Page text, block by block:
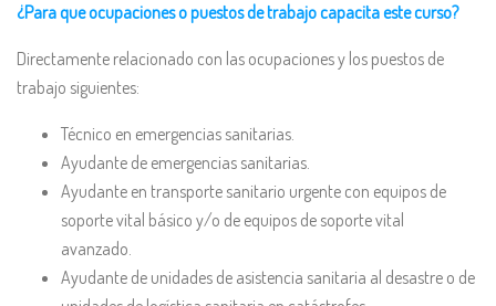
¿Para que ocupaciones o puestos de trabajo capacita este curso?
Directamente relacionado con las ocupaciones y los puestos de
trabajo siguientes:
Técnico en emergencias sanitarias.
Ayudante de emergencias sanitarias.
Ayudante en transporte sanitario urgente con equipos de
soporte vital básico y/o de equipos de soporte vital
avanzado.
Ayudante de unidades de asistencia sanitaria al desastre o de